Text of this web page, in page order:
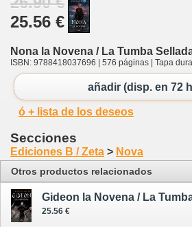
25.56 €
Nona la Novena / La Tumba
ISBN: 9788418037696 | 576 páginas | Tapa
añadir (disp. en 72
ó + lista de los deseos
Secciones
Ediciones B / Zeta > Nova
Otros productos relacionados
Gideon la Novena / La
25.56 €